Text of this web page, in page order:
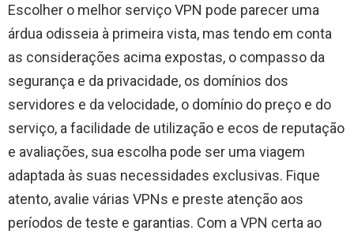
Escolher o melhor serviço VPN pode parecer uma
árdua odisseia à primeira vista, mas tendo em conta
as considerações acima expostas, o compasso da
segurança e da privacidade, os domínios dos
servidores e da velocidade, o domínio do preço e do
serviço, a facilidade de utilização e ecos de reputação
e avaliações, sua escolha pode ser uma viagem
adaptada às suas necessidades exclusivas. Fique
atento, avalie várias VPNs e preste atenção aos
períodos de teste e garantias. Com a VPN certa ao